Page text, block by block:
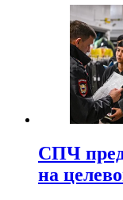
СПЧ
на